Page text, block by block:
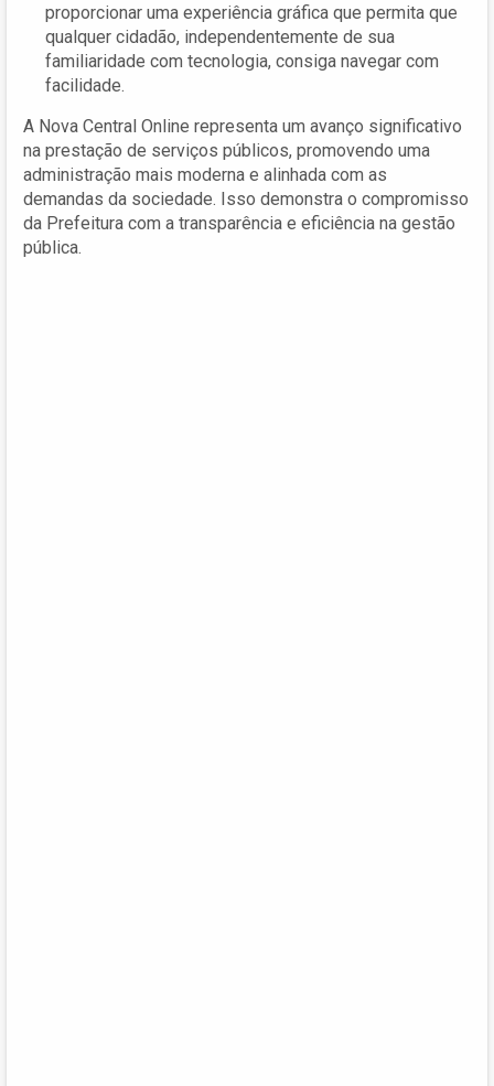
proporcionar uma experiência gráfica que permita que
qualquer cidadão, independentemente de sua
familiaridade com tecnologia, consiga navegar com
facilidade.
A Nova Central Online representa um avanço significativo
na prestação de serviços públicos, promovendo uma
administração mais moderna e alinhada com as
demandas da sociedade. Isso demonstra o compromisso
da Prefeitura com a transparência e eficiência na gestão
pública.